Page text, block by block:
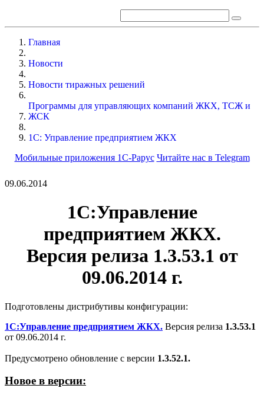
Главная
Новости
Новости тиражных решений
Программы для управляющих компаний ЖКХ, ТСЖ и
ЖСК
1С: Управление предприятием ЖКХ
Мобильные приложения 1С-Рарус Читайте нас в Telegram
09.06.2014
1С:Управление
предприятием ЖКХ.
Версия релиза 1.3.53.1 от
09.06.2014 г.
Подготовлены дистрибутивы конфигурации:
1С:Управление предприятием ЖКХ. Версия релиза 1.3.53.1
от 09.06.2014 г.
Предусмотрено обновление с версии 1.3.52.1.
Новое в версии: